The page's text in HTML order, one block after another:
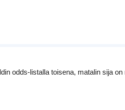
odds-listalla toisena, matalin sija